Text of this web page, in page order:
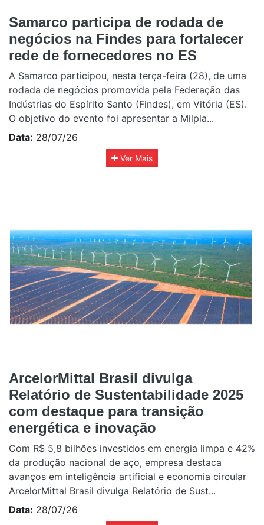
Samarco participa de rodada de
negócios na Findes para fortalecer
rede de fornecedores no ES
A Samarco participou, nesta terça-feira (28), de uma
rodada de negócios promovida pela Federação das
Indústrias do Espírito Santo (Findes), em Vitória (ES).
O objetivo do evento foi apresentar a Milpla...
Data: 28/07/26
Ver Mais
ArcelorMittal Brasil divulga
Relatório de Sustentabilidade 2025
com destaque para transição
energética e inovação
Com R$ 5,8 bilhões investidos em energia limpa e 42%
da produção nacional de aço, empresa destaca
avanços em inteligência artificial e economia circular
ArcelorMittal Brasil divulga Relatório de Sust...
Data: 28/07/26